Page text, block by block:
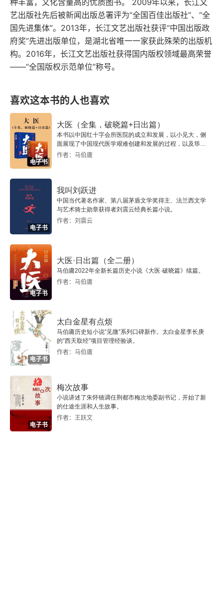
第二十七章 刘仁轨拨乱反正 李司空魂归昭陵
种丰富，文化含量高的优质图书。 2009年以来，长江文
艺出版社先后被新闻出版总署评为“全国百佳出版社”、“全
国先进集体”。2013年，长江文艺出版社获评“中国出版政
府奖”先进出版单位，是湖北省唯一一家获此殊荣的出版机
构。2016年，长江文艺出版社获得国内版权领域最高荣誉
——“全国版权示范单位”称号。
喜欢这本书的人也喜欢
电子书
大医（全集，破晓篇+日出篇）
本书以中国红十字会所医院的成立和发展，以小见大，侧
面展现了中国现代医学艰难创建和发展的过程，以及筚路
蓝缕、救民为国的艰难与曲折。
作者：马伯庸
电子书
我叫刘跃进
中国当代著名作家、第八届茅盾文学奖得主、法兰西文学
与艺术骑士勋章获得者刘震云经典长篇小说。
作者：刘震云
电子书
大医·日出篇（全二册）
马伯庸2022年全新长篇历史小说《大医·破晓篇》续篇。
作者：马伯庸
电子书
太白金星有点烦
马伯庸历史短小说“见微”系列口碑新作。太白金星李长庚
的“西天取经”项目管理经验谈。
作者：马伯庸
电子书
梅次故事
小说讲述了朱怀镜调任荆都市梅次地委副书记，开始了新
的仕途生涯和人生故事。
作者：王跃文